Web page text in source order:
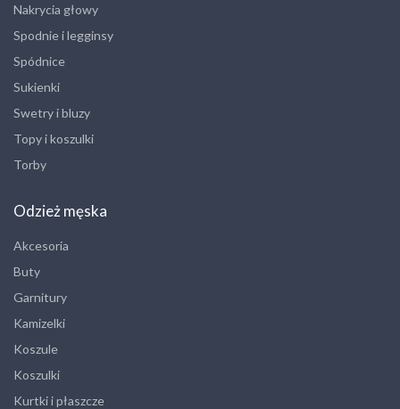
Nakrycia głowy
Spodnie i legginsy
Spódnice
Sukienki
Swetry i bluzy
Topy i koszulki
Torby
Odzież męska
Akcesoria
Buty
Garnitury
Kamizelki
Koszule
Koszulki
Kurtki i płaszcze